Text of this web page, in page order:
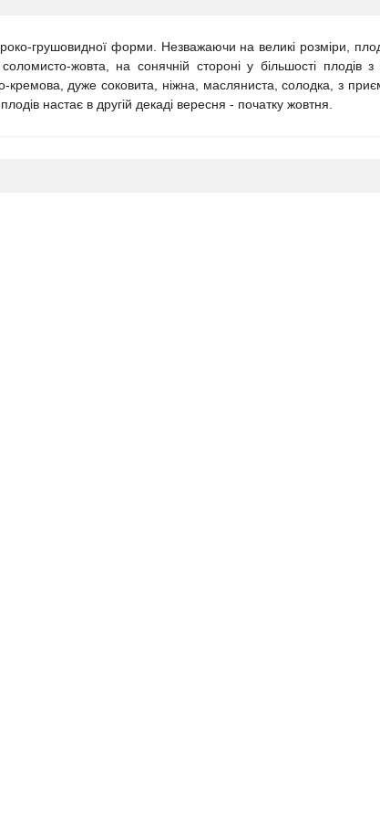
грушовидної форми. Незважаючи на великі розміри,
жовта, на сонячній стороні у більшості плодів
кремова, дуже соковита, ніжна, масляниста, солодка, з
настає в другій декаді вересня - початку жовтня.